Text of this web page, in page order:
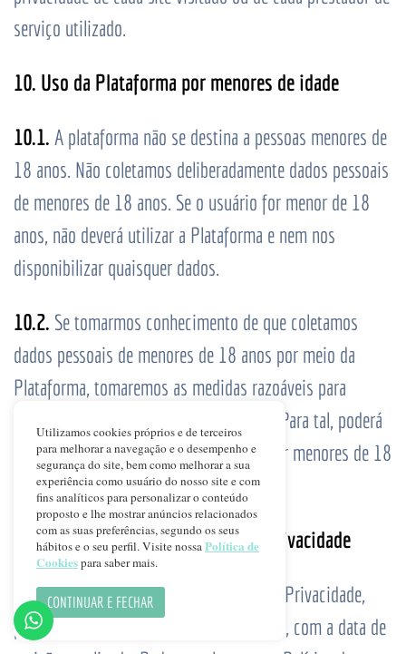
serviço utilizado.
10. Uso da Plataforma por menores de idade
10.1. A plataforma não se destina a pessoas menores de
18 anos. Não coletamos deliberadamente dados pessoais
de menores de 18 anos. Se o usuário for menor de 18
anos, não deverá utilizar a Plataforma e nem nos
disponibilizar quaisquer dados.
10.2. Se tomarmos conhecimento de que coletamos
dados pessoais de menores de 18 anos por meio da
Plataforma, tomaremos as medidas razoáveis para
eliminar os dados pessoais em questão. Para tal, poderá
ser necessário eliminar a conta criada por menores de 18
anos.
11. Atualizações desta Política de Privacidade
11.1.Se modificarmos nossa Política de Privacidade,
publicaremos o novo texto na Plataforma, com a data de
Utilizamos cookies próprios e de terceiros
para melhorar a navegação e o desempenho e
segurança do site, bem como melhorar a sua
experiência como usuário do nosso site e com
fins analíticos para personalizar o conteúdo
proposto e lhe mostrar anúncios relacionados
com as suas preferências, segundo os seus
hábitos e o seu perfil. Visite nossaPolítica de
Cookiespara saber mais.
CONTINUAR E FECHAR